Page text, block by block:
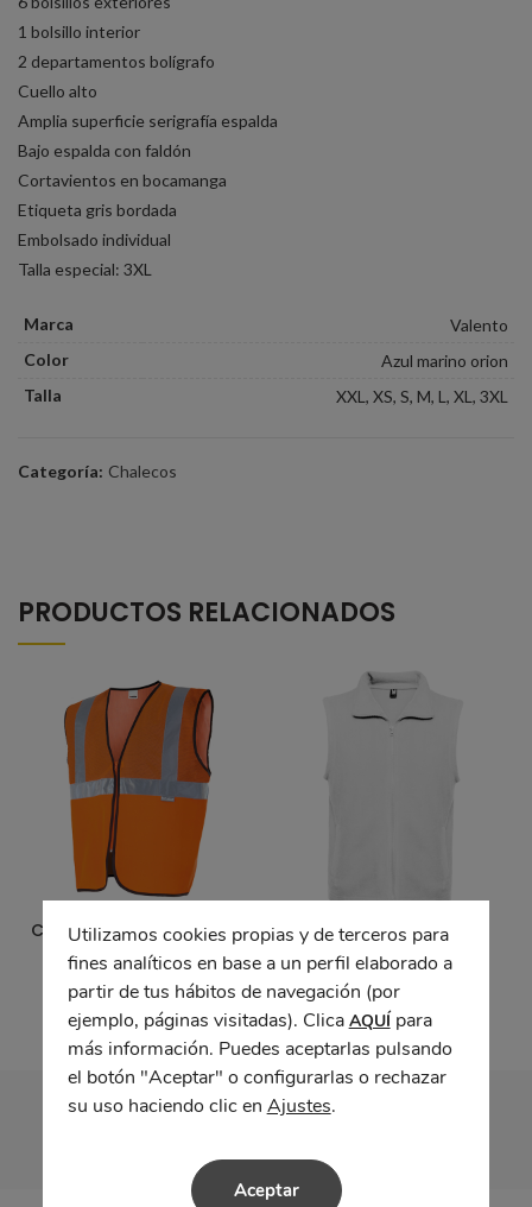
1 bolsillo interior
2 departamentos bolígrafo
Cuello alto
Amplia superficie serigrafía espalda
Bajo espalda con faldón
Cortavientos en bocamanga
Etiqueta gris bordada
Embolsado individual
Talla especial: 3XL
Marca
Valento
Color
Azul marino orion
Talla
XXL, XS, S, M, L, XL, 3XL
Categoría: Chalecos
PRODUCTOS RELACIONADOS
Chaleco profesional con
tejido de rejilla alta
visibilidad
Chaleco BELLAGIO
Utilizamos cookies propias y de terceros para
fines analíticos en base a un perfil elaborado a
partir de tus hábitos de navegación (por
ejemplo, páginas visitadas). Clica AQUÍpara
más información. Puedes aceptarlas pulsando
el botón "Aceptar" o configurarlas o rechazar
su uso haciendo clic en Ajustes.
Aceptar